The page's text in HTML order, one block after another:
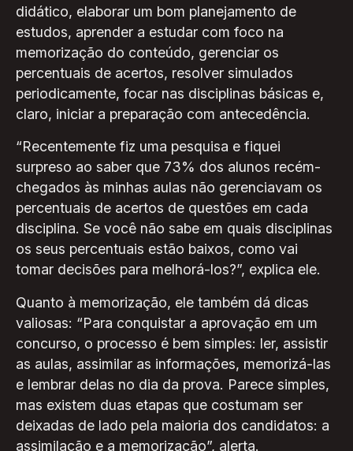
didático, elaborar um bom planejamento de
estudos, aprender a estudar com foco na
memorização do conteúdo, gerenciar os
percentuais de acertos, resolver simulados
periodicamente, focar nas disciplinas básicas e,
claro, iniciar a preparação com antecedência.
“Recentemente fiz uma pesquisa e fiquei
surpreso ao saber que 73% dos alunos recém-
chegados às minhas aulas não gerenciavam os
percentuais de acertos de questões em cada
disciplina. Se você não sabe em quais disciplinas
os seus percentuais estão baixos, como vai
tomar decisões para melhorá-los?”, explica ele.
Quanto à memorização, ele também dá dicas
valiosas: “Para conquistar a aprovação em um
concurso, o processo é bem simples: ler, assistir
as aulas, assimilar as informações, memorizá-las
e lembrar delas no dia da prova. Parece simples,
mas existem duas etapas que costumam ser
deixadas de lado pela maioria dos candidatos: a
assimilação e a memorização”, alerta.